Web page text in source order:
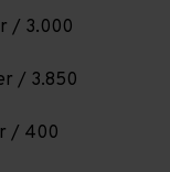
/ 3.000
/ 3.850
/ 400